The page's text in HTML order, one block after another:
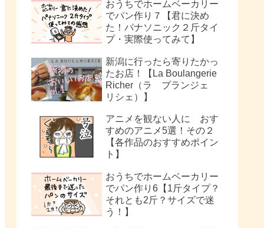
おうちでホームベーカリー
でパン作り７【君に決め
た！パナソニック２斤タイ
プ・実際使ってみて】
新潟に行ったら寄りたかっ
たお店！【La Boulangerie
Richer（ラ ブランジェ
リシェ）】
アニメを観ない人に おす
すめのアニメ5選！その２
【各作品のおすすめポイン
ト】
おうちでホームベーカリー
でパン作り6【1斤タイプ？
それとも2斤？サイズで迷
う！】